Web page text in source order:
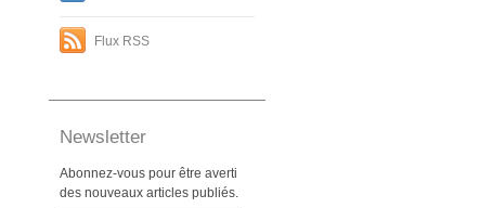
Flux RSS
Newsletter
Abonnez-vous pour être averti
des nouveaux articles publiés.